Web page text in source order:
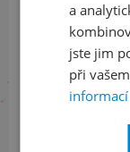
a
jste jim
při
informací